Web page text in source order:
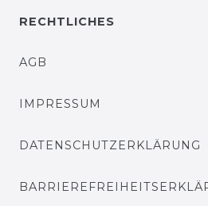
RECHTLICHES
AGB
IMPRESSUM
DATENSCHUTZERKLÄRUNG